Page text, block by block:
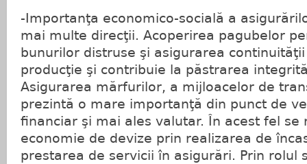
-Importanţa economico-socială a
mai multe direcţii. Acoperirea pagubelor
bunurilor distruse şi asigurarea
producţie şi contribuie la păstrarea
Asigurarea mărfurilor, a mijloacelor de
prezintă o mare importanţă din punct de
financiar şi mai ales valutar. În acest fel se
economie de devize prin realizarea de
prestarea de servicii în asigurări. Prin rolul